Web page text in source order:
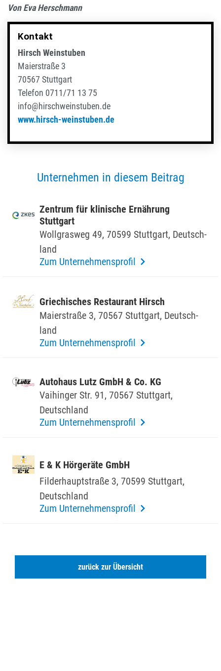
Von Eva Herschmann
Kontakt
Hirsch Weinstuben
Maierstraße 3
70567 Stuttgart
Telefon 0711/71 13 75
info@hirschweinstuben.de
www.hirsch-weinstuben.de
Unternehmen in diesem Beitrag
Zentrum für klini­sche Ernäh­rung
Stutt­gart
Woll­grasweg 49, 70599 Stutt­gart, Deutsch­
land
Zum Unternehmensprofil
Grie­chi­sches Restau­rant Hirsch
Maier­straße 3, 70567 Stutt­gart, Deutsch­
land
Zum Unternehmensprofil
Auto­haus Lutz GmbH & Co. KG
Vaihinger Str. 91, 70567 Stutt­gart,
Deutsch­land
Zum Unternehmensprofil
E & K Hörge­räte GmbH
Filder­haupt­straße 3, 70599 Stutt­gart,
Deutsch­land
Zum Unternehmensprofil
zurück zur Übersicht